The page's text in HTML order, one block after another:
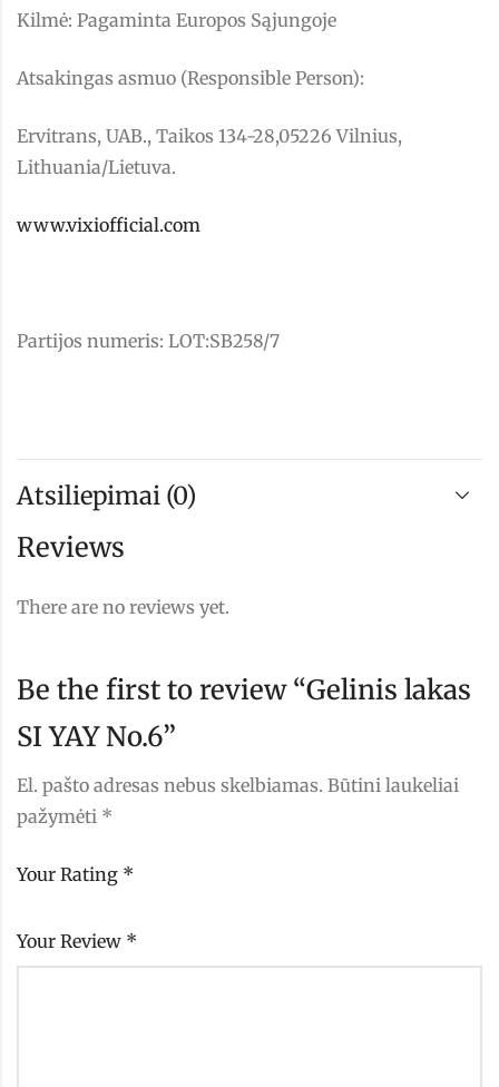
Kilmė: Pagaminta Europos Sąjungoje
Atsakingas asmuo (Responsible Person):
Ervitrans, UAB., Taikos 134-28,05226 Vilnius,
Lithuania/Lietuva.
www.vixiofficial.com
Partijos numeris: LOT:SB258/7
Atsiliepimai (0)
Reviews
There are no reviews yet.
Be the first to review “Gelinis lakas
SI YAY No.6”
El. pašto adresas nebus skelbiamas. Būtini laukeliai
pažymėti *
Your Rating *
Your Review *